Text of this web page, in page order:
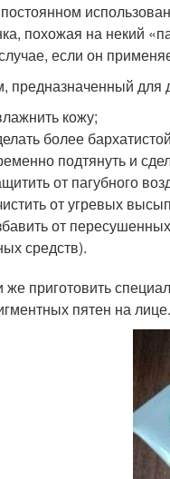
похожая на некий
если он
предназначенный для
кожу;
более
подтянуть и
от пагубного
от угревых
от
средств).
же приготовить
пятен на лице.